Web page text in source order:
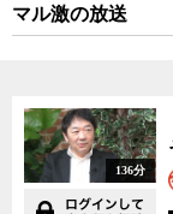
マル激の放送
136分